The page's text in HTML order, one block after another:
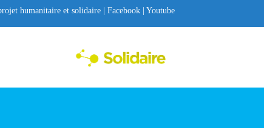
humanitaire et solidaire | Facebook Youtube